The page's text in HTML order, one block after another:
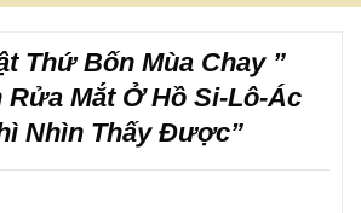
Thứ Bốn Mùa Chay ”
Mắt Ở Hồ Si-Lô-Ác
Nhìn Thấy Được”